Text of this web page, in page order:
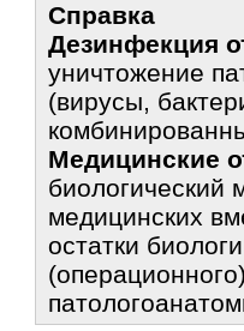
Справка
Дезинфекция
уничтожение
(вирусы,
Медицинские
биологический
медицинских
остатки